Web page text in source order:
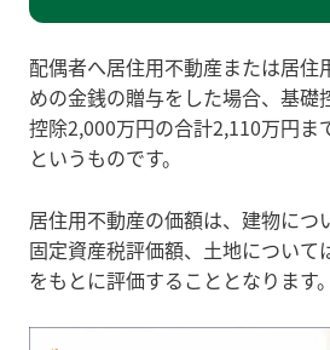
配偶者へ居住用不動産または居住
めの金銭の贈与をした場合、基礎
控除2,000万円の合計2,110万円ま
というものです。
居住用不動産の価額は、建物につ
固定資産税評価額、土地について
をもとに評価することとなります。